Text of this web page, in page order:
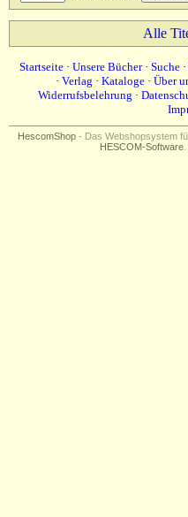
AGB
Datenschutz
Versand&Zahlung
Impressum
Alle
Startseite· Unsere Bücher· Suche·
· Verlag · Kataloge · Über
Widerrufsbelehrung ·
HescomShop - Das Webshopsystem
HESCOM-Software.